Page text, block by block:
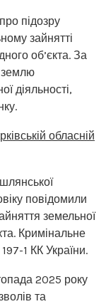
підозру
зайнятті
об’єкта. За
землю
діяльності,
обласній
повідомили
земельної
Кримінальне
1 КК України.
2025 року
та